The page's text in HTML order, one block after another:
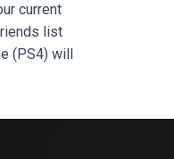
current
list
(PS4) will